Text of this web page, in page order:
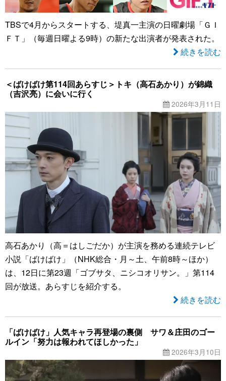
TBSで4月からスタートする、堤真一主演の日曜劇場「ＧＩ
ＦＴ」（毎週日曜よる9時）の新たな出演者が発表された。
続きを読む
＜ばけばけ第114回あらすじ＞トキ（高石あかり）が錦織
（吉沢亮）に会いに行く
2026年3月11日
高石あかり（高＝はしごだか）が主演を務める連続テレビ
小説「ばけばけ」（NHK総合・月～土、午前8時～ほか）
は、12日に第23週「ゴブサタ、ニシコオリサン。」第114
回が放送。あらすじを紹介する。
続きを読む
「ばけばけ」人気キャラ再登場の裏側 サワ＆庄田のゴー
ルイン「努力は報われてほしかった」
2026年3月10日